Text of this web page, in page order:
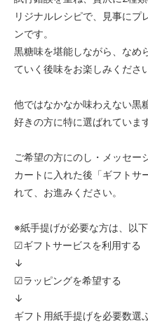
リジナルレシピで、見事にプ
ンです。
黒糖味を堪能しながら、なめ
ていく後味をお楽しみくださ
他ではなかなか味わえない黒
好きの方に特に選ばれています
ご希望の方にのし・メッセー
カートに入れた後「ギフトサ
れて、お進みください。
※紙手提げが必要な方は、以
☑ギフトサービスを利用する
↓
☑ラッピングを希望する
↓
ギフト用紙手提げを必要数選